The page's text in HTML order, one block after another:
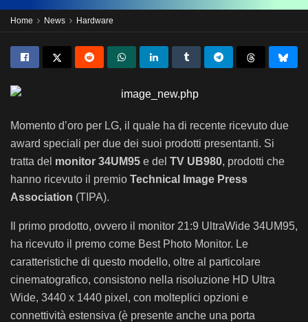
Home News Hardware
Momento d’oro per LG, il quale ha di recente ricevuto due
award speciali per due dei suoi prodotti presentanti. Si
tratta del monitor 34UM95 e del TV UB980, prodotti che
hanno ricevuto il premio Technical Image Press
Association (TIPA).
Il primo prodotto, ovvero il monitor 21:9 UltraWide 34UM95,
ha ricevuto il premo come Best Photo Monitor. Le
caratteristiche di questo modello, oltre al particolare
cinematografico, consistono nella risoluzione HD Ultra
Wide, 3440 x 1440 pixel, con molteplici opzioni e
connettività estensiva (è presente anche una porta